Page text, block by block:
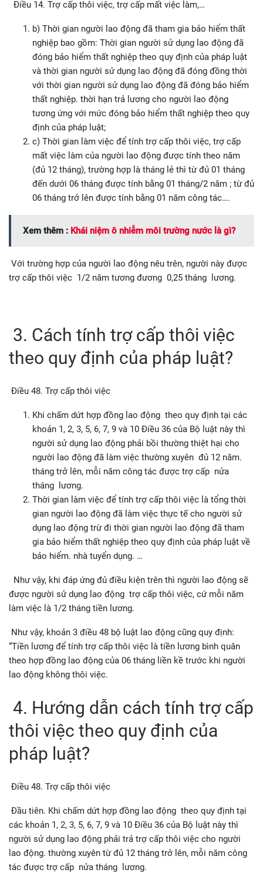
Điều 14. Trợ cấp thôi việc, trợ cấp mất việc làm,…
b) Thời gian người lao động đã tham gia bảo hiểm thất
nghiệp bao gồm: Thời gian người sử dụng lao động đã
đóng bảo hiểm thất nghiệp theo quy định của pháp luật
và thời gian người sử dụng lao động đã đóng đồng thời
với thời gian người sử dụng lao động đã đóng bảo hiểm
thất nghiệp. thời hạn trả lương cho người lao động
tương ứng với mức đóng bảo hiểm thất nghiệp theo quy
định của pháp luật;
c) Thời gian làm việc để tính trợ cấp thôi việc, trợ cấp
mất việc làm của người lao động được tính theo năm
(đủ 12 tháng), trường hợp là tháng lẻ thì từ đủ 01 tháng
đến dưới 06 tháng được tính bằng 01 tháng/2 năm ; từ đủ
06 tháng trở lên được tính bằng 01 năm công tác….
Xem thêm : Khái niệm ô nhiễm môi trường nước là gì?
Với trường hợp của người lao động nêu trên, người này được
trợ cấp thôi việc 1/2 năm tương đương 0,25 tháng lương.
3. Cách tính trợ cấp thôi việc
theo quy định của pháp luật?
Điều 48. Trợ cấp thôi việc
Khi chấm dứt hợp đồng lao động theo quy định tại các
khoản 1, 2, 3, 5, 6, 7, 9 và 10 Điều 36 của Bộ luật này thì
người sử dụng lao động phải bồi thường thiệt hại cho
người lao động đã làm việc thường xuyên đủ 12 năm.
tháng trở lên, mỗi năm công tác được trợ cấp nửa
tháng lương.
Thời gian làm việc để tính trợ cấp thôi việc là tổng thời
gian người lao động đã làm việc thực tế cho người sử
dụng lao động trừ đi thời gian người lao động đã tham
gia bảo hiểm thất nghiệp theo quy định của pháp luật về
bảo hiểm. nhà tuyển dụng. …
Như vậy, khi đáp ứng đủ điều kiện trên thì người lao động sẽ
được người sử dụng lao động trợ cấp thôi việc, cứ mỗi năm
làm việc là 1/2 tháng tiền lương.
Như vậy, khoản 3 điều 48 bộ luật lao động cũng quy định:
“Tiền lương để tính trợ cấp thôi việc là tiền lương bình quân
theo hợp đồng lao động của 06 tháng liền kề trước khi người
lao động không thôi việc.
4. Hướng dẫn cách tính trợ cấp
thôi việc theo quy định của
pháp luật?
Điều 48. Trợ cấp thôi việc
Đầu tiên. Khi chấm dứt hợp đồng lao động theo quy định tại
các khoản 1, 2, 3, 5, 6, 7, 9 và 10 Điều 36 của Bộ luật này thì
người sử dụng lao động phải trả trợ cấp thôi việc cho người
lao động. thường xuyên từ đủ 12 tháng trở lên, mỗi năm công
tác được trợ cấp nửa tháng lương.